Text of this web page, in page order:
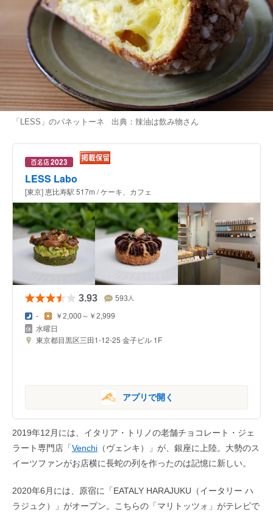
「LESS」のパネットーネ 出典： 辣油は飲み物さん
LESS Labo
[東京] 恵比寿駅 517m / ケーキ、カフェ
3.93 593 人
- ￥2,000～￥2,999
水曜日
東京都目黒区三田1-12-25 金子ビル 1F
アプリで開く
2019年12月には、イタリア・トリノの老舗チョコレート・ジェ
ラート専門店「Venchi （ヴェンキ）」が、銀座に上陸。大勢のス
イーツファンがお店横に長蛇の列を作ったのは記憶に新しい。
2020年6月には、原宿に「EATALY HARAJUKU（イータリー ハ
ラジュク）」がオープン。こちらの「マリトッツォ」がテレビで